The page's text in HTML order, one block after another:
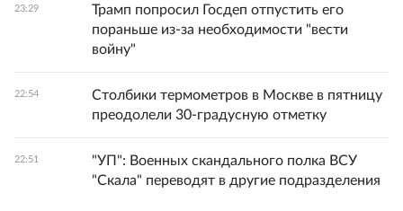
23:29
Трамп попросил Госдеп отпустить его
пораньше из-за необходимости "вести
войну"
22:54
Столбики термометров в Москве в пятницу
преодолели 30-градусную отметку
22:51
"УП": Военных скандального полка ВСУ
"Скала" переводят в другие подразделения